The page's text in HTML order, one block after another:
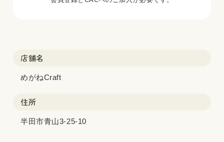
店舗名
めがねCraft
住所
半田市青山3-25-10